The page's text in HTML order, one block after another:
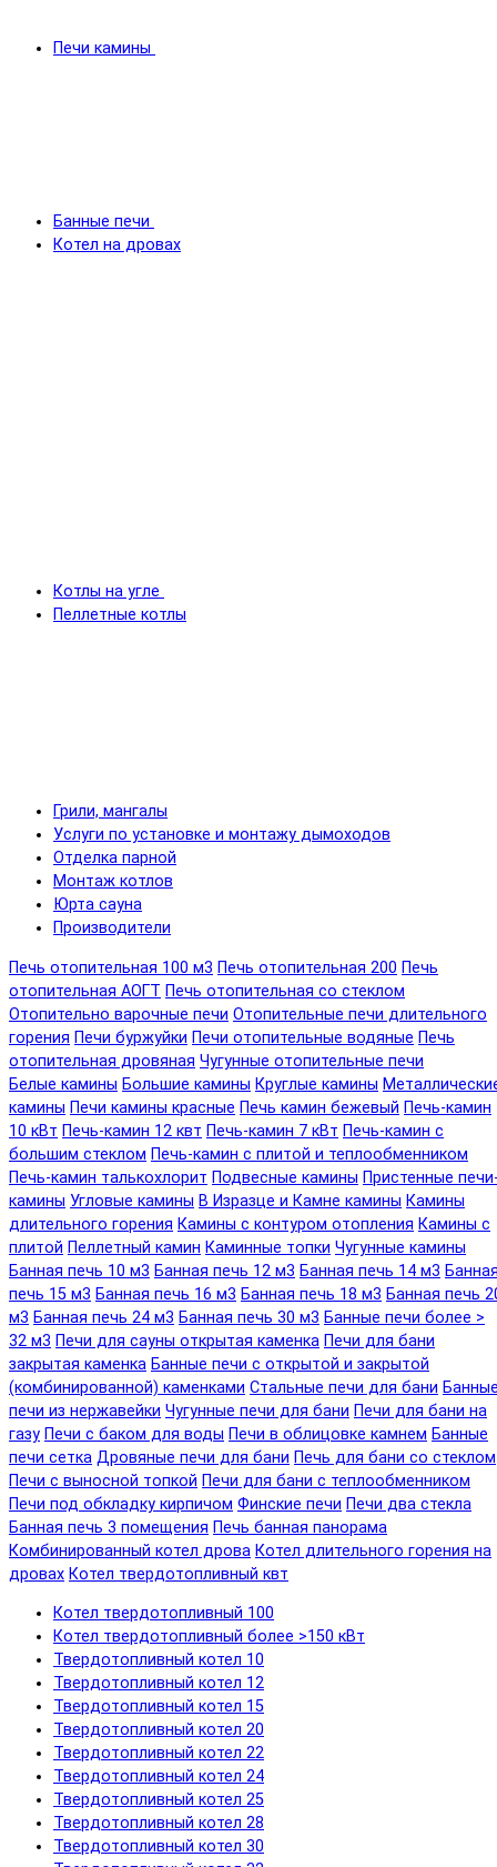
Печи камины
Банные печи
Котел на дровах
Котлы на угле
Пеллетные котлы
Грили, мангалы
Услуги по установке и монтажу дымоходов
Отделка парной
Монтаж котлов
Юрта сауна
Производители
Печь отопительная 100 м3 Печь отопительная 200 Печь
отопительная АОГТ Печь отопительная со стеклом
Отопительно варочные печи Отопительные печи длительного
горения Печи буржуйки Печи отопительные водяные Печь
отопительная дровяная Чугунные отопительные печи
Белые камины Большие камины Круглые камины
камины Печи камины красные Печь камин бежевый Печь-камин
10 кВт Печь-камин 12 квт Печь-камин 7 кВт Печь-камин с
большим стеклом Печь-камин с плитой и теплообменником
Печь-камин талькохлорит Подвесные камины Пристенные
камины Угловые камины В Изразце и Камне камины Камины
длительного горения Камины с контуром отопления Камины с
плитой Пеллетный камин Каминные топки Чугунные камины
Банная печь 10 м3 Банная печь 12 м3 Банная печь 14 м3
печь 15 м3 Банная печь 16 м3 Банная печь 18 м3 Банная печь
м3 Банная печь 24 м3 Банная печь 30 м3 Банные печи более >
32 м3 Печи для сауны открытая каменка Печи для бани
закрытая каменка Банные печи с открытой и закрытой
(комбинированной) каменками Стальные печи для бани
печи из нержавейки Чугунные печи для бани Печи для бани на
газу Печи с баком для воды Печи в облицовке камнем Банные
печи сетка Дровяные печи для бани Печь для бани со стеклом
Печи с выносной топкой Печи для бани с теплообменником
Печи под обкладку кирпичом Финские печи Печи два стекла
Банная печь 3 помещения Печь банная панорама
Комбинированный котел дрова Котел длительного горения на
дровах Котел твердотопливный квт
Котел твердотопливный 100
Котел твердотопливный более >150 кВт
Твердотопливный котел 10
Твердотопливный котел 12
Твердотопливный котел 15
Твердотопливный котел 20
Твердотопливный котел 22
Твердотопливный котел 24
Твердотопливный котел 25
Твердотопливный котел 28
Твердотопливный котел 30